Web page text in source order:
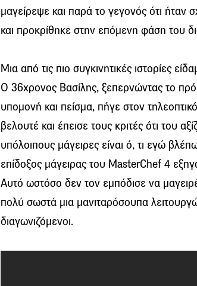
μαγείρεψε και παρά το γεγονός ότι ήταν
και προκρίθηκε στην επόμενη φάση του
Μια από τις πιο συγκινητικές ιστορίες
O 36χρονος Βασίλης, ξεπερνώντας το
υπομονή και πείσμα, πήγε στον
βελουτέ και έπεισε τους κριτές ότι του
υπόλοιπους μάγειρες είναι ό, τι εγώ
επίδοξος μάγειρας του MasterChef 4
Αυτό ωστόσο δεν τον εμπόδισε να
πολύ σωστά μια μανιταρόσουπα
διαγωνιζόμενοι.